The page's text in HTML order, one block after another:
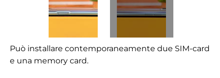
Può installare contemporaneamente due SIM-card
e una memory card.